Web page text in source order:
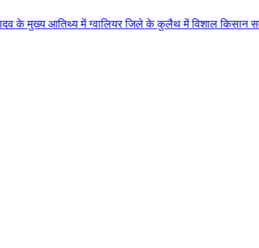
जिले के कुलैथ में विशाल किसान सम्मेलन